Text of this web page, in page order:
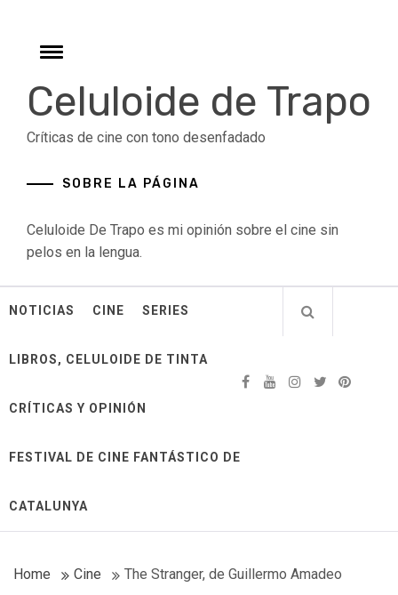
contentToggle
Celuloide de Trapo
Críticas de cine con tono desenfadado
SOBRE LA PÁGINA
Celuloide De Trapo es mi opinión sobre el cine sin
pelos en la lengua.
NOTICIAS CINE SERIES
LIBROS, CELULOIDE DE TINTA
CRÍTICAS Y OPINIÓN
FESTIVAL DE CINE FANTÁSTICO DE
CATALUNYA
Home Cine The Stranger, de Guillermo Amadeo